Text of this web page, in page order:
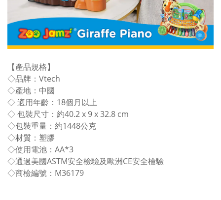
【產品規格】
◇品牌：Vtech
◇產地：中國
◇ 適用年齡：18個月以上
◇ 包裝尺寸：約40.2 x 9 x 32.8 cm
◇包裝重量：約1448公克
◇材質：塑膠
◇使用電池：AA*3
◇通過美國ASTM安全檢驗及歐洲CE安全檢驗
◇商檢編號：M36179